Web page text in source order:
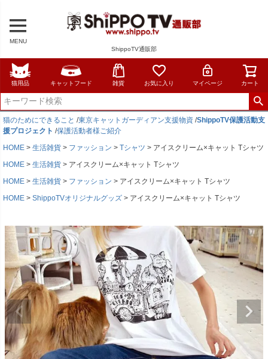
MENU
ShippoTV通販部
猫用品 キャットフード 雑貨 お気に入り マイページ カート
猫のためにできること /東京キャットガーディアン支援物資 /ShippoTV保護活動支
援プロジェクト /保護活動者様ご紹介
HOME
生活雑貨 ファッション Tシャツ
アイスクリーム×キャット Tシャツ
HOME
生活雑貨
アイスクリーム×キャット Tシャツ
HOME
生活雑貨 ファッション
アイスクリーム×キャット Tシャツ
HOME
ShippoTVオリジナルグッズ アイスクリーム×キャット Tシャツ